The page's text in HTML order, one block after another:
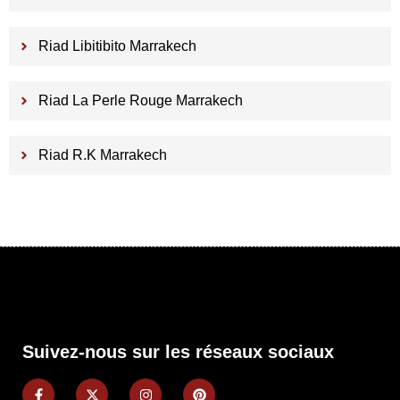
Riad Libitibito Marrakech
Riad La Perle Rouge Marrakech
Riad R.K Marrakech
Suivez-nous sur les réseaux sociaux